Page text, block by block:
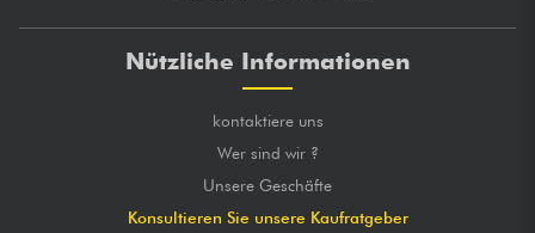
Nützliche Informationen
kontaktiere uns
Wer sind wir ?
Unsere Geschäfte
Konsultieren Sie unsere Kaufratgeber